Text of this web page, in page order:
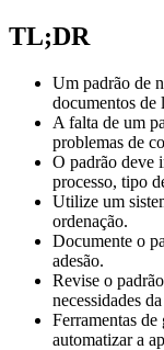
TL;DR
Um padrão de
documentos de
A falta de um
problemas de
O padrão deve
processo, tipo
Utilize um
ordenação.
Documente o
adesão.
Revise o
necessidades
Ferramentas
automatizar a